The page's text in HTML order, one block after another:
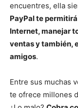
encuentres, ella
PayPal te
Internet, manejar
ventas y también,
amigos.
Entre sus muchas
te ofrece millones